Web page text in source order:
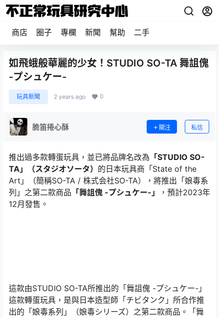
商店 圈子 專欄 新聞 幫助 二手
如飛蛾般華麗的少女！STUDIO SO-TA 舞詛傀
-プシュケー-
玩具新聞 2 years ago 0
脆笛捲心酥 關注 私信
推出過多款轉蛋玩具，並已將品牌名改為 「STUDIO SO-
TA」（スタジオソータ） 的日本玩具商「State of the
Art」（簡稱SO-TA / 株式会社SO-TA），將推出「娘毒系
列」之第二款商品 「舞詛傀 -プシュケー-」
，預計2023年
12月發售。
這款由STUDIO SO-TA所推出的「舞詛傀 -プシュケー-」
這款轉蛋玩具，是與日本造型師「チビタンク」所合作推
出的「娘毒系列」（娘毒シリーズ）之第二款商品。「舞